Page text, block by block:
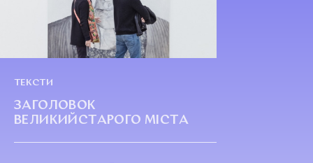
ТЕКСТИ
ЗАГОЛОВОК
ВЕЛИКИЙСТАРОГО МІСТА